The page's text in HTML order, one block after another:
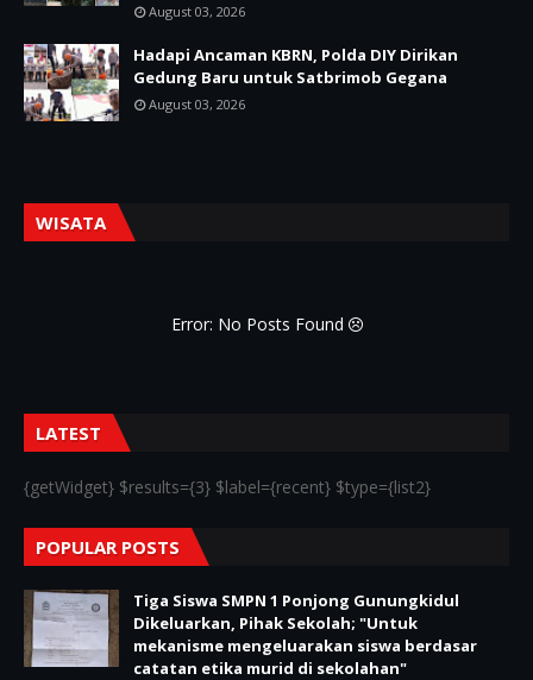
August 03, 2026
Hadapi Ancaman KBRN, Polda DIY Dirikan
Gedung Baru untuk Satbrimob Gegana
August 03, 2026
WISATA
Error: No Posts Found
LATEST
{getWidget} $results={3} $label={recent} $type={list2}
POPULAR POSTS
Tiga Siswa SMPN 1 Ponjong Gunungkidul
Dikeluarkan, Pihak Sekolah; "Untuk
mekanisme mengeluarakan siswa berdasar
catatan etika murid di sekolahan"